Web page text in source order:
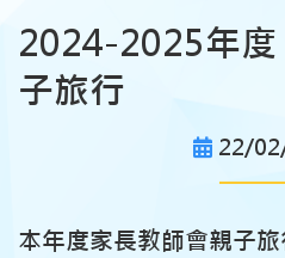
2024-2025年度
子旅行
22/
本年度家長教師會親子